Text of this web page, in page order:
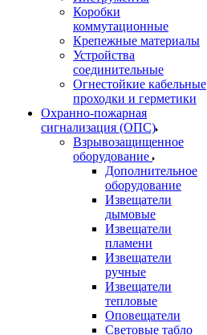
Коробки
коммутационные
Крепежные материалы
Устройства
соединительные
Огнестойкие кабельные
проходки и герметики
Охранно-пожарная
сигнализация (ОПС)
Взрывозащищенное
оборудование
Дополнительное
оборудование
Извещатели
дымовые
Извещатели
пламени
Извещатели
ручные
Извещатели
тепловые
Оповещатели
Световые табло